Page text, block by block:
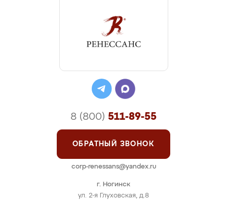
г. Ногинск
ул. 2-я Глуховская, д.8
8 (800) 511-89-55
ОБРАТНЫЙ ЗВОНОК
corp-renessans@yandex.ru